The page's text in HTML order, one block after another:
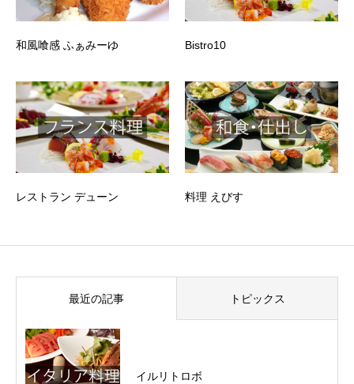
和風喰感 ふぁみーゆ Bistro10
レストラン デューン 料理 えびす
最近の記事 トピックス
イルリトロボ